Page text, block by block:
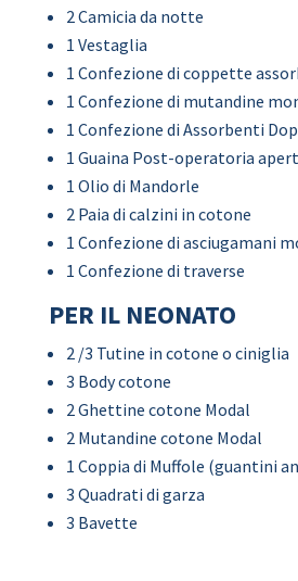
2 Camicia da notte
1 Vestaglia
1 Confezione di coppette
1 Confezione di mutandine
1 Confezione di Assorbenti
1 Guaina Post-operatoria
1 Olio di Mandorle
2 Paia di calzini in cotone
1 Confezione di asciugamani
1 Confezione di traverse
PER IL NEONATO
2 /3 Tutine in cotone o ciniglia
3 Body cotone
2 Ghettine cotone Modal
2 Mutandine cotone Modal
1 Coppia di Muffole (guantini
3 Quadrati di garza
3 Bavette